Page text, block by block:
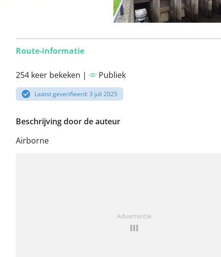
Route-informatie
254 keer bekeken | Publiek
Laatst geverifieerd: 3 juli 2025
Beschrijving door de auteur
Airborne
Advertentie